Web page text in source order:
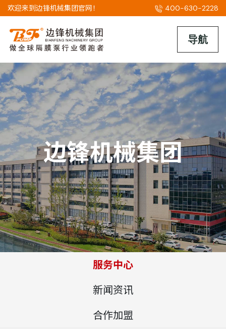
欢迎来到边锋机械集团官网！ 400-630-2228
边锋机械集团
服务中心
新闻资讯
合作加盟